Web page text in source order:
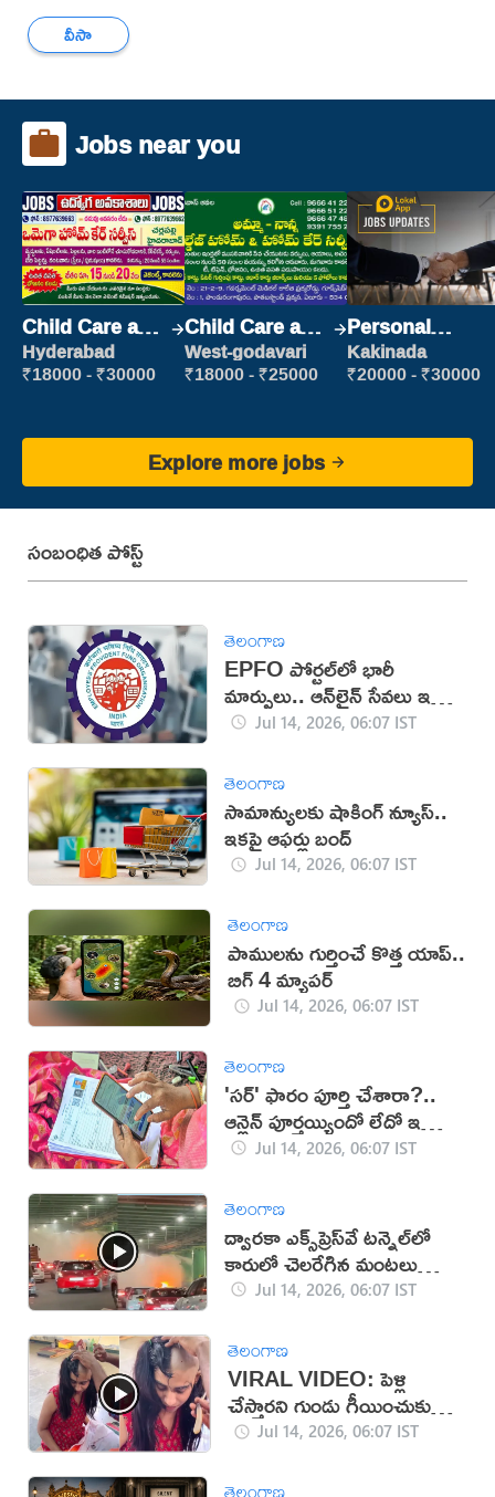
వీసా
Jobs near you
Child Care and
Patient care
Hyderabad
₹18000 - ₹30000
Child Care and
Patient care
West-godavari
₹18000 - ₹25000
Personal
Assistant
Kakinada
₹20000 - ₹30000
Explore more jobs
సంబంధిత పోస్ట్
తెలంగాణ
EPFO పోర్టల్‌లో భారీ
మార్పులు.. ఆన్‌లైన్ సేవలు ఇక
మరింత సులువు!
Jul 14, 2026, 06:07 IST
తెలంగాణ
సామాన్యులకు షాకింగ్ న్యూస్..
ఇకపై ఆఫర్లు బంద్
Jul 14, 2026, 06:07 IST
తెలంగాణ
పాములను గుర్తించే కొత్త యాప్..
బిగ్ 4 మ్యాపర్
Jul 14, 2026, 06:07 IST
తెలంగాణ
'సర్' ఫారం పూర్తి చేశారా?..
ఆన్లైన్ పూర్తయ్యిందో లేదో ఇలా
తెలుసుకోండి!
Jul 14, 2026, 06:07 IST
తెలంగాణ
ద్వారకా ఎక్స్‌ప్రెస్‌వే టన్నెల్‌లో
కారులో చెలరేగిన మంటలు
(వీడియో)
Jul 14, 2026, 06:07 IST
తెలంగాణ
VIRAL VIDEO: పెళ్లి
చేస్తారని గుండు గీయించుకున్న
అమ్మాయి
Jul 14, 2026, 06:07 IST